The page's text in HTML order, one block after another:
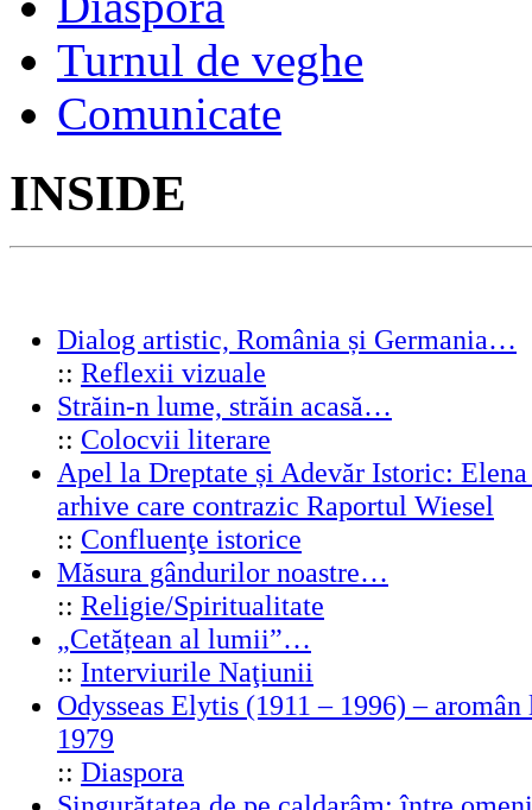
Turnul de veghe
Comunicate
INSIDE
Dialog artistic, România și Germania…
:: Reflexii vizuale
Străin-n lume, străin acasă…
:: Colocvii literare
Apel la Dreptate și Adevăr Istoric:
arhive care contrazic Raportul Wiesel
:: Confluenţe istorice
Măsura gândurilor noastre…
:: Religie/Spiritualitate
„Cetățean al lumii”…
:: Interviurile Naţiunii
Odysseas Elytis (1911 – 1996) –
1979
:: Diaspora